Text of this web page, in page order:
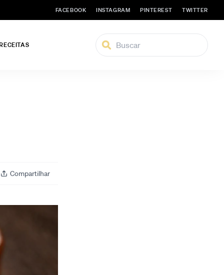
FACEBOOK INSTAGRAM PINTEREST TWITTER
Compartilhar